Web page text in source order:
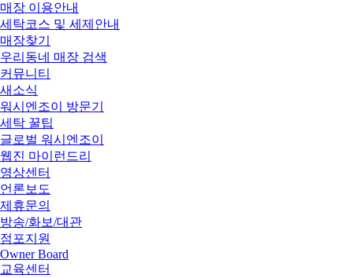
매장 이용안내
세탁코스 및 세제안내
매장찾기
우리동네 매장 검색
커뮤니티
새소식
워시엔조이 방문기
세탁 꿀팁
글로벌 워시엔조이
웹진 마이런드리
영상센터
언론보도
제휴문의
방송/화보/대관
점포지원
Owner Board
교육센터